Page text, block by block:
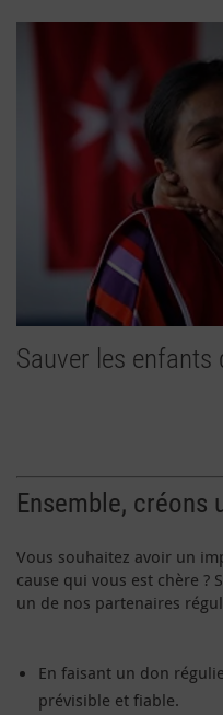
Sauver les enfants
Ensemble, créons
Vous souhaitez avoir un
cause qui vous est chère ?
un de nos partenaires
En faisant un don
prévisible et fiable.